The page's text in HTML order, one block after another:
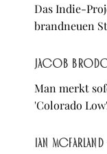
Das Indie-
brandneuen
Jacob
Man merkt
'Colorado
Ian